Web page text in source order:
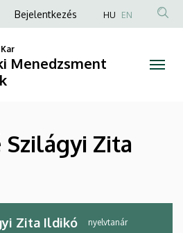
Anonim
fiók
menüje
Bejelentkezés HU EN
Menedzsment
Szilágyi Zita
Zita Ildikó nyelvtanár